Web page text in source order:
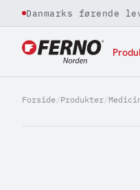
Jump to
Danmarks førende
Forside/Produkter/